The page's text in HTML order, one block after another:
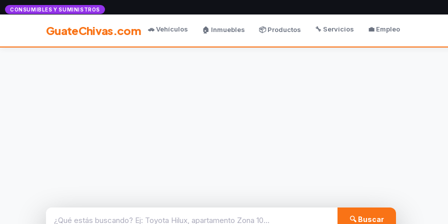
Anunciate con nosotros
GuateChivas.com 🚗 Vehículos 🏠 Inmuebles 📦 Productos 🔧 Servicios 💼 Empleo
🔍 Buscar
CONSUMIBLES Y SUMINISTROS